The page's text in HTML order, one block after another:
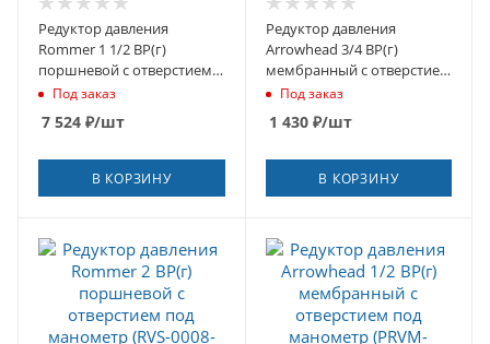
Редуктор давления
Rommer 1 1/2 ВР(г)
поршневой с отверстием
под манометр (RVS-0008-
000040)
Под заказ
7 524 ₽/шт
В КОРЗИНУ
Редуктор давления
Arrowhead 3/4 ВР(г)
мембранный с отверстием
под манометр (PRVM-
202002)
Под заказ
1 430₽/шт
В КОРЗИНУ